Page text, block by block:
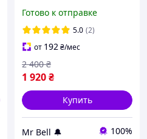
мл
Готово к отправке
5.0 (2)
от 192₴/мес
1 920₴
2 400 ₴
Купить
Mr Bell 🔔 100%